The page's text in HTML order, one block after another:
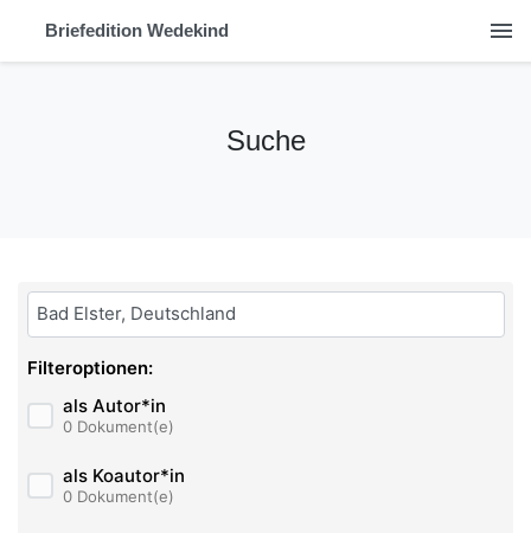
Briefedition Wedekind menu
Suche
Bitte geben Sie hier ihren Suchbegriff ein:
Filteroptionen:
als Autor*in
0 Dokument(e)
als Koautor*in
0 Dokument(e)